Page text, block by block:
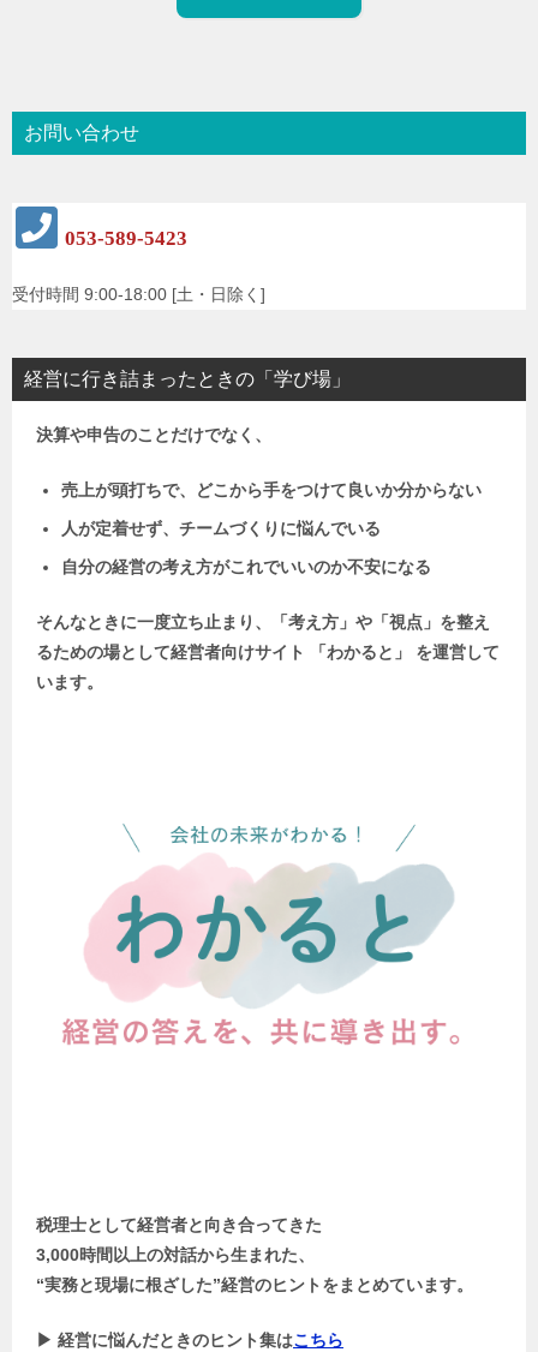
お問い合わせ
053-589-5423
受付時間 9:00-18:00 [土・日除く]
経営に行き詰まったときの「学び場」
決算や申告のことだけでなく、
売上が頭打ちで、どこから手をつけて良いか分からない
人が定着せず、チームづくりに悩んでいる
自分の経営の考え方がこれでいいのか不安になる
そんなときに一度立ち止まり、「考え方」や「視点」を整え
るための場として経営者向けサイト 「わかると」 を運営して
います。
税理士として経営者と向き合ってきた
3,000時間以上の対話から生まれた、
“実務と現場に根ざした”経営のヒントをまとめています。
▶ 経営に悩んだときのヒント集はこちら